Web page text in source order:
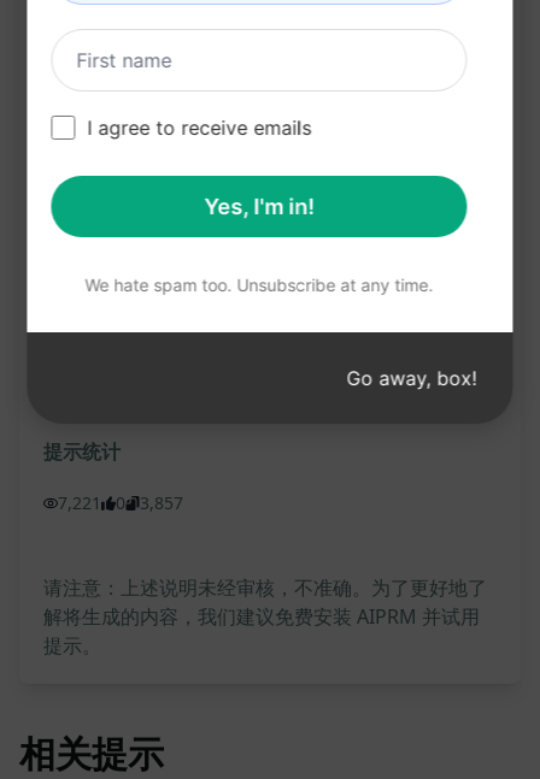
回答任何相关的问题
主要好处：
快速解决MS Excel中的问题
学习电子表格公式和技巧
节省时间和精力
试用 ChatGPT
提示统计
7,221 0 3,857
请注意：上述说明未经审核，不准确。为了更好地了
解将生成的内容，我们建议免费安装 AIPRM 并试用
提示。
相关提示
I agree to receive emails
Yes, I'm in!
We hate spam too. Unsubscribe at any time.
Go away, box!